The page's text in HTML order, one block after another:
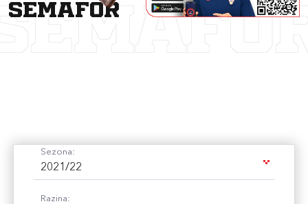
semafor
Sezona:
2021/22
Razina: